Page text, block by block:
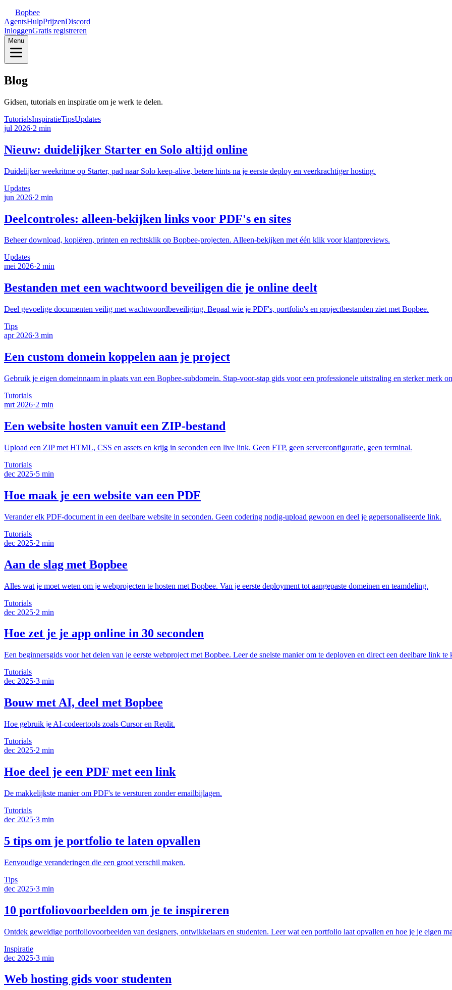
Bopbee
AgentsHulpPrijzenDiscord
InloggenGratis registreren
Menu
Blog
Gidsen, tutorials en inspiratie om je werk te delen.
TutorialsInspiratieTipsUpdates
jul 2026·2 min
Nieuw: duidelijker Starter en Solo altijd online
Duidelijker weekritme op Starter, pad naar Solo keep-alive, betere hints na je eerste deploy en veerkrachtiger hosting.
Updates
jun 2026·2 min
Deelcontroles: alleen-bekijken links voor PDF's en sites
Beheer download, kopiëren, printen en rechtsklik op Bopbee-projecten. Alleen-bekijken met één klik voor klantpreviews.
Updates
mei 2026·2 min
Bestanden met een wachtwoord beveiligen die je online deelt
Deel gevoelige documenten veilig met wachtwoordbeveiliging. Bepaal wie je PDF's, portfolio's en projectbestanden ziet met Bopbee.
Tips
apr 2026·3 min
Een custom domein koppelen aan je project
Gebruik je eigen domeinnaam in plaats van een Bopbee-subdomein. Stap-voor-stap gids voor een professionele uitstraling en sterker merk
Tutorials
mrt 2026·2 min
Een website hosten vanuit een ZIP-bestand
Upload een ZIP met HTML, CSS en assets en krijg in seconden een live link. Geen FTP, geen serverconfiguratie, geen terminal.
Tutorials
dec 2025·5 min
Hoe maak je een website van een PDF
Verander elk PDF-document in een deelbare website in seconden. Geen codering nodig-upload gewoon en deel je gepersonaliseerde link.
Tutorials
dec 2025·2 min
Aan de slag met Bopbee
Alles wat je moet weten om je webprojecten te hosten met Bopbee. Van je eerste deployment tot aangepaste domeinen en teamdeling.
Tutorials
dec 2025·2 min
Hoe zet je je app online in 30 seconden
Een beginnersgids voor het delen van je eerste webproject met Bopbee. Leer de snelste manier om te deployen en direct een deelbare link te
Tutorials
dec 2025·3 min
Bouw met AI, deel met Bopbee
Hoe gebruik je AI-codeertools zoals Cursor en Replit.
Tutorials
dec 2025·2 min
Hoe deel je een PDF met een link
De makkelijkste manier om PDF's te versturen zonder emailbijlagen.
Tutorials
dec 2025·3 min
5 tips om je portfolio te laten opvallen
Eenvoudige veranderingen die een groot verschil maken.
Tips
dec 2025·3 min
10 portfoliovoorbeelden om je te inspireren
Ontdek geweldige portfoliovoorbeelden van designers, ontwikkelaars en studenten. Leer wat een portfolio laat opvallen en hoe je je eigen
Inspiratie
dec 2025·3 min
Web hosting gids voor studenten